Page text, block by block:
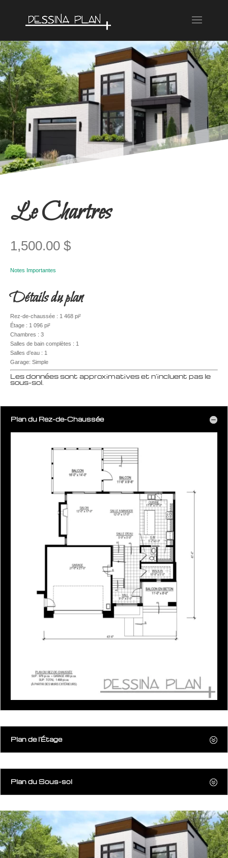
Le Chartres
1,500.00 $
Notes Importantes
Détails du plan
Rez-de-chaussée : 1 468 pi²
Étage : 1 096 pi²
Chambres : 3
Salles de bain complètes : 1
Salles d’eau : 1
Garage: Simple
Les données sont approximatives et n’incluent pas le
sous-sol.
Plan du Rez-de-Chaussée
Plan de l'Étage
Plan du Sous-sol